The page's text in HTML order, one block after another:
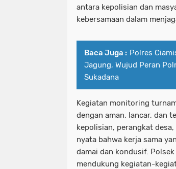
antara kepolisian dan
kebersamaan dalam
Baca Juga : Polres
Jagung, Wujud Peran
Sukadana
Kegiatan monitoring
dengan aman, lancar, dan
kepolisian, perangkat
nyata bahwa kerja sama
damai dan kondusif.
mendukung kegiatan-